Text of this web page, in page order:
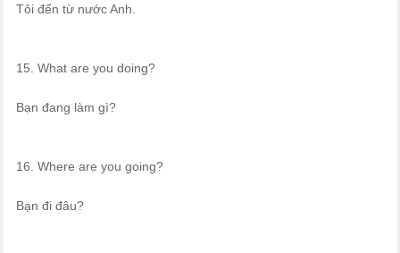
Tôi đến từ nước Anh.
15. What are you doing?
Bạn đang làm gì?
16. Where are you going?
Bạn đi đâu?